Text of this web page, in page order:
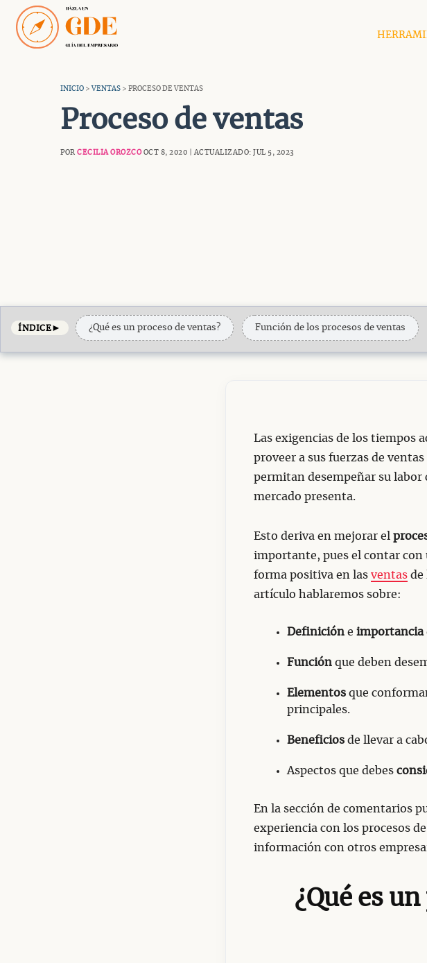
Saltar
contenido
INICIO > VENTAS > PROCESO DE VENTAS
Proceso de ventas
POR CECILIA OROZCOOCT 8, 2020 | ACTUALIZADO: JUL 5, 2023
ÍNDICE► ¿Qué es un proceso de ventas? Función de los procesos de ventas
Las exigencias de los tiempos
proveer a sus fuerzas de
permitan desempeñar su labor
mercado presenta.
Esto deriva en mejorar el
importante, pues el contar con
forma positiva en las ventas de
artículo hablaremos sobre:
Definición e importancia
Función que deben
Elementos que
principales.
Beneficios de llevar a
Aspectos que debes
En la sección de comentarios
experiencia con los procesos
información con otros
¿Qué es